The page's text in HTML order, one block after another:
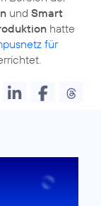
und Smart
hatte
für